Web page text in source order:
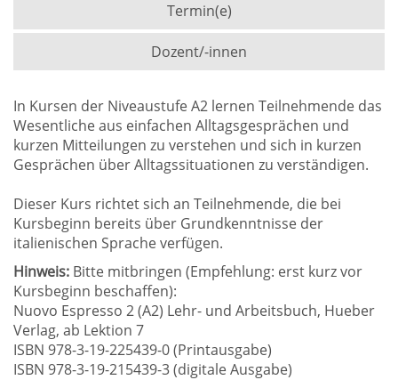
Termin(e)
Dozent/-innen
In Kursen der Niveaustufe A2 lernen Teilnehmende das
Wesentliche aus einfachen Alltagsgesprächen und
kurzen Mitteilungen zu verstehen und sich in kurzen
Gesprächen über Alltagssituationen zu verständigen.
Dieser Kurs richtet sich an Teilnehmende, die bei
Kursbeginn bereits über Grundkenntnisse der
italienischen Sprache verfügen.
Hinweis: Bitte mitbringen (Empfehlung: erst kurz vor
Kursbeginn beschaffen):
Nuovo Espresso 2 (A2) Lehr- und Arbeitsbuch, Hueber
Verlag, ab Lektion 7
ISBN 978-3-19-225439-0 (Printausgabe)
ISBN 978-3-19-215439-3 (digitale Ausgabe)